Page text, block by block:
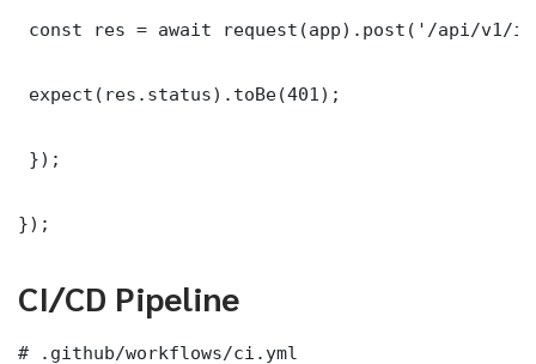
const res = await request(app).post('/api/v1/
expect(res.status).toBe(401);
});
});
CI/CD Pipeline
# .github/workflows/ci.yml